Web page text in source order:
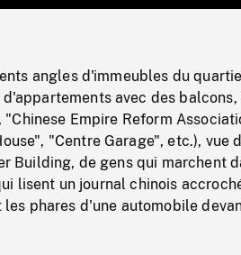
angles d'immeubles du
avec des
Empire Reform
"Centre Garage", etc.), vue
Building, de gens qui marchent
lisent un journal chinois
les phares d'une automobile